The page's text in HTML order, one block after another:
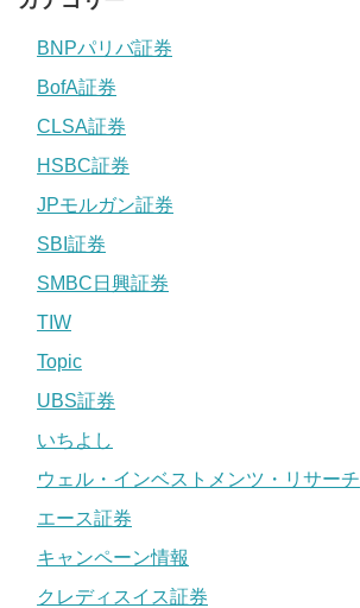
BNPパリバ証券
BofA証券
CLSA証券
HSBC証券
JPモルガン証券
SBI証券
SMBC日興証券
TIW
Topic
UBS証券
いちよし
ウェル・インベストメンツ・リサーチ
エース証券
キャンペーン情報
クレディスイス証券